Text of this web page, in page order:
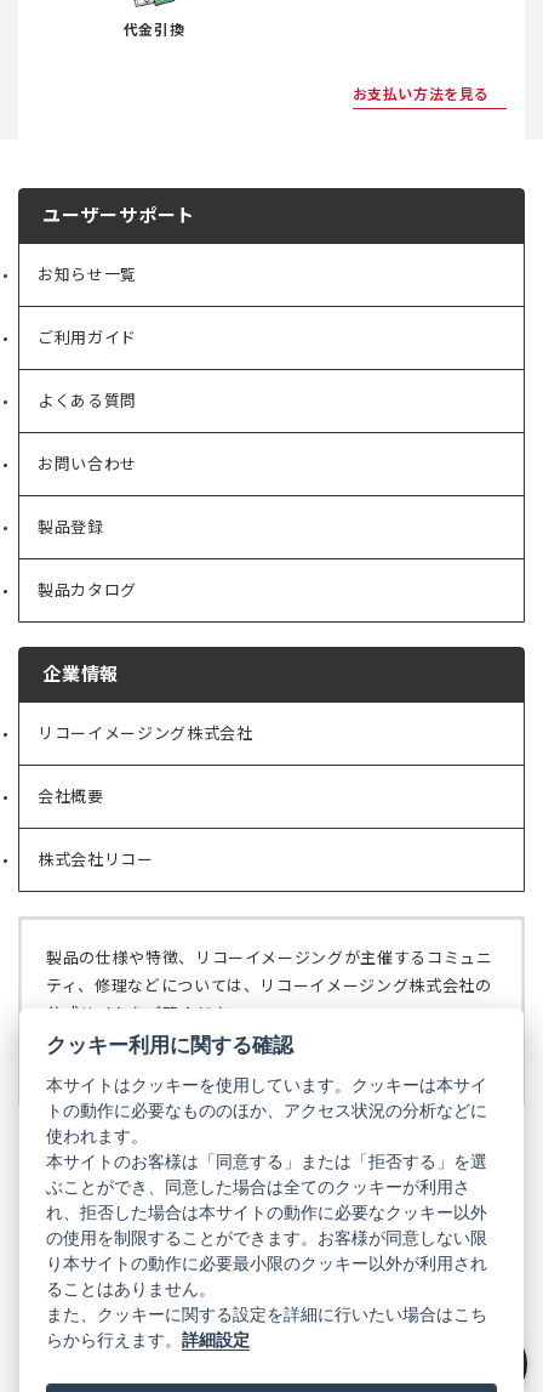
代金引換
お支払い方法を見る
ユーザーサポート
お知らせ一覧
ご利用ガイド
よくある質問
お問い合わせ
製品登録
製品カタログ
企業情報
リコーイメージング株式会社
（新
タ
ブ
で
開
く）
会社概要
（新
タ
ブ
で
く）
株式会社リコー
（新
ブ
で
開
製品の仕様や特徴、リコーイメージングが主催するコミュニ
ティ、修理などについては、リコーイメージング株式会社の
公式サイトをご覧ください。
リコーイメージング株式会社の公式サイト
（新
し
い
タ
ブ
で
開
く）
PENTAX
PENTAX
の
公
式
LINE（新
し
い
PENTAX
の
公
し
い
PENTAX
の
公
し
PENTAX
の
公
し
PENTAX
の
公
し
GR
GR
クッキー利用に関する確認
本サイトはクッキーを使用しています。クッキーは本サイ
トの動作に必要なもののほか、アクセス状況の分析などに
使われます。
本サイトのお客様は「同意する」または「拒否する」を選
ぶことができ、同意した場合は全てのクッキーが利用さ
れ、拒否した場合は本サイトの動作に必要なクッキー以外
の使用を制限することができます。お客様が同意しない限
り本サイトの動作に必要最小限のクッキー以外が利用され
ることはありません。
また、クッキーに関する設定を詳細に行いたい場合はこち
らから行えます。詳細設定